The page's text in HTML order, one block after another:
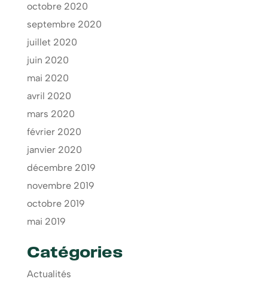
octobre 2020
septembre 2020
juillet 2020
juin 2020
mai 2020
avril 2020
mars 2020
février 2020
janvier 2020
décembre 2019
novembre 2019
octobre 2019
mai 2019
Catégories
Actualités